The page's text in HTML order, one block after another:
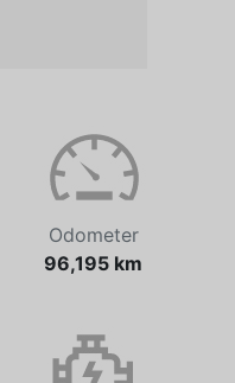
Odometer
96,195 km